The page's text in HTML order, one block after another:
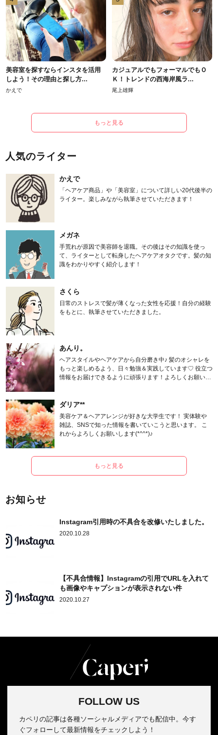
美容室を探すならインスタを活用
しよう！その理由と探し方...
かえで
カジュアルでもフォーマルでもＯ
Ｋ！トレンドの西海岸風ラ...
尾上雄輝
もっと見る
人気のライター
かえで
「ヘアケア商品」や「美容室」について詳しい20代後半の
ライター。楽しみながら執筆させていただきます！
メガネ
手荒れが原因で美容師を退職。その後はその知識を使っ
て、ライターとして転身したヘアケアオタクです。髪の知
識をわかりやすく紹介します！
さくら
日常のストレスで髪が薄くなった女性を応援！自分の経験
をもとに、執筆させていただきました。
あんり。
ヘアスタイルやヘアケアから自分磨き中♪ 髪のオシャレを
もっと楽しめるよう、日々勉強＆実践しています♡ 役立つ
情報をお届けできるように頑張ります！よろしくお願いし
ダリア**
美容ケア＆ヘアアレンジが好きな大学生です！ 実体験や
雑誌、SNSで知った情報を書いていこうと思います。 こ
れからよろしくお願いします(*^^*)♪
もっと見る
お知らせ
Instagram引用時の不具合を改修いたしました。
2020.10.28
【不具合情報】Instagramの引用でURLを入れて
も画像やキャプションが表示されない件
2020.10.27
FOLLOW US
カペリの記事は各種ソーシャルメディアでも配信中。今す
ぐフォローして最新情報をチェックしよう！